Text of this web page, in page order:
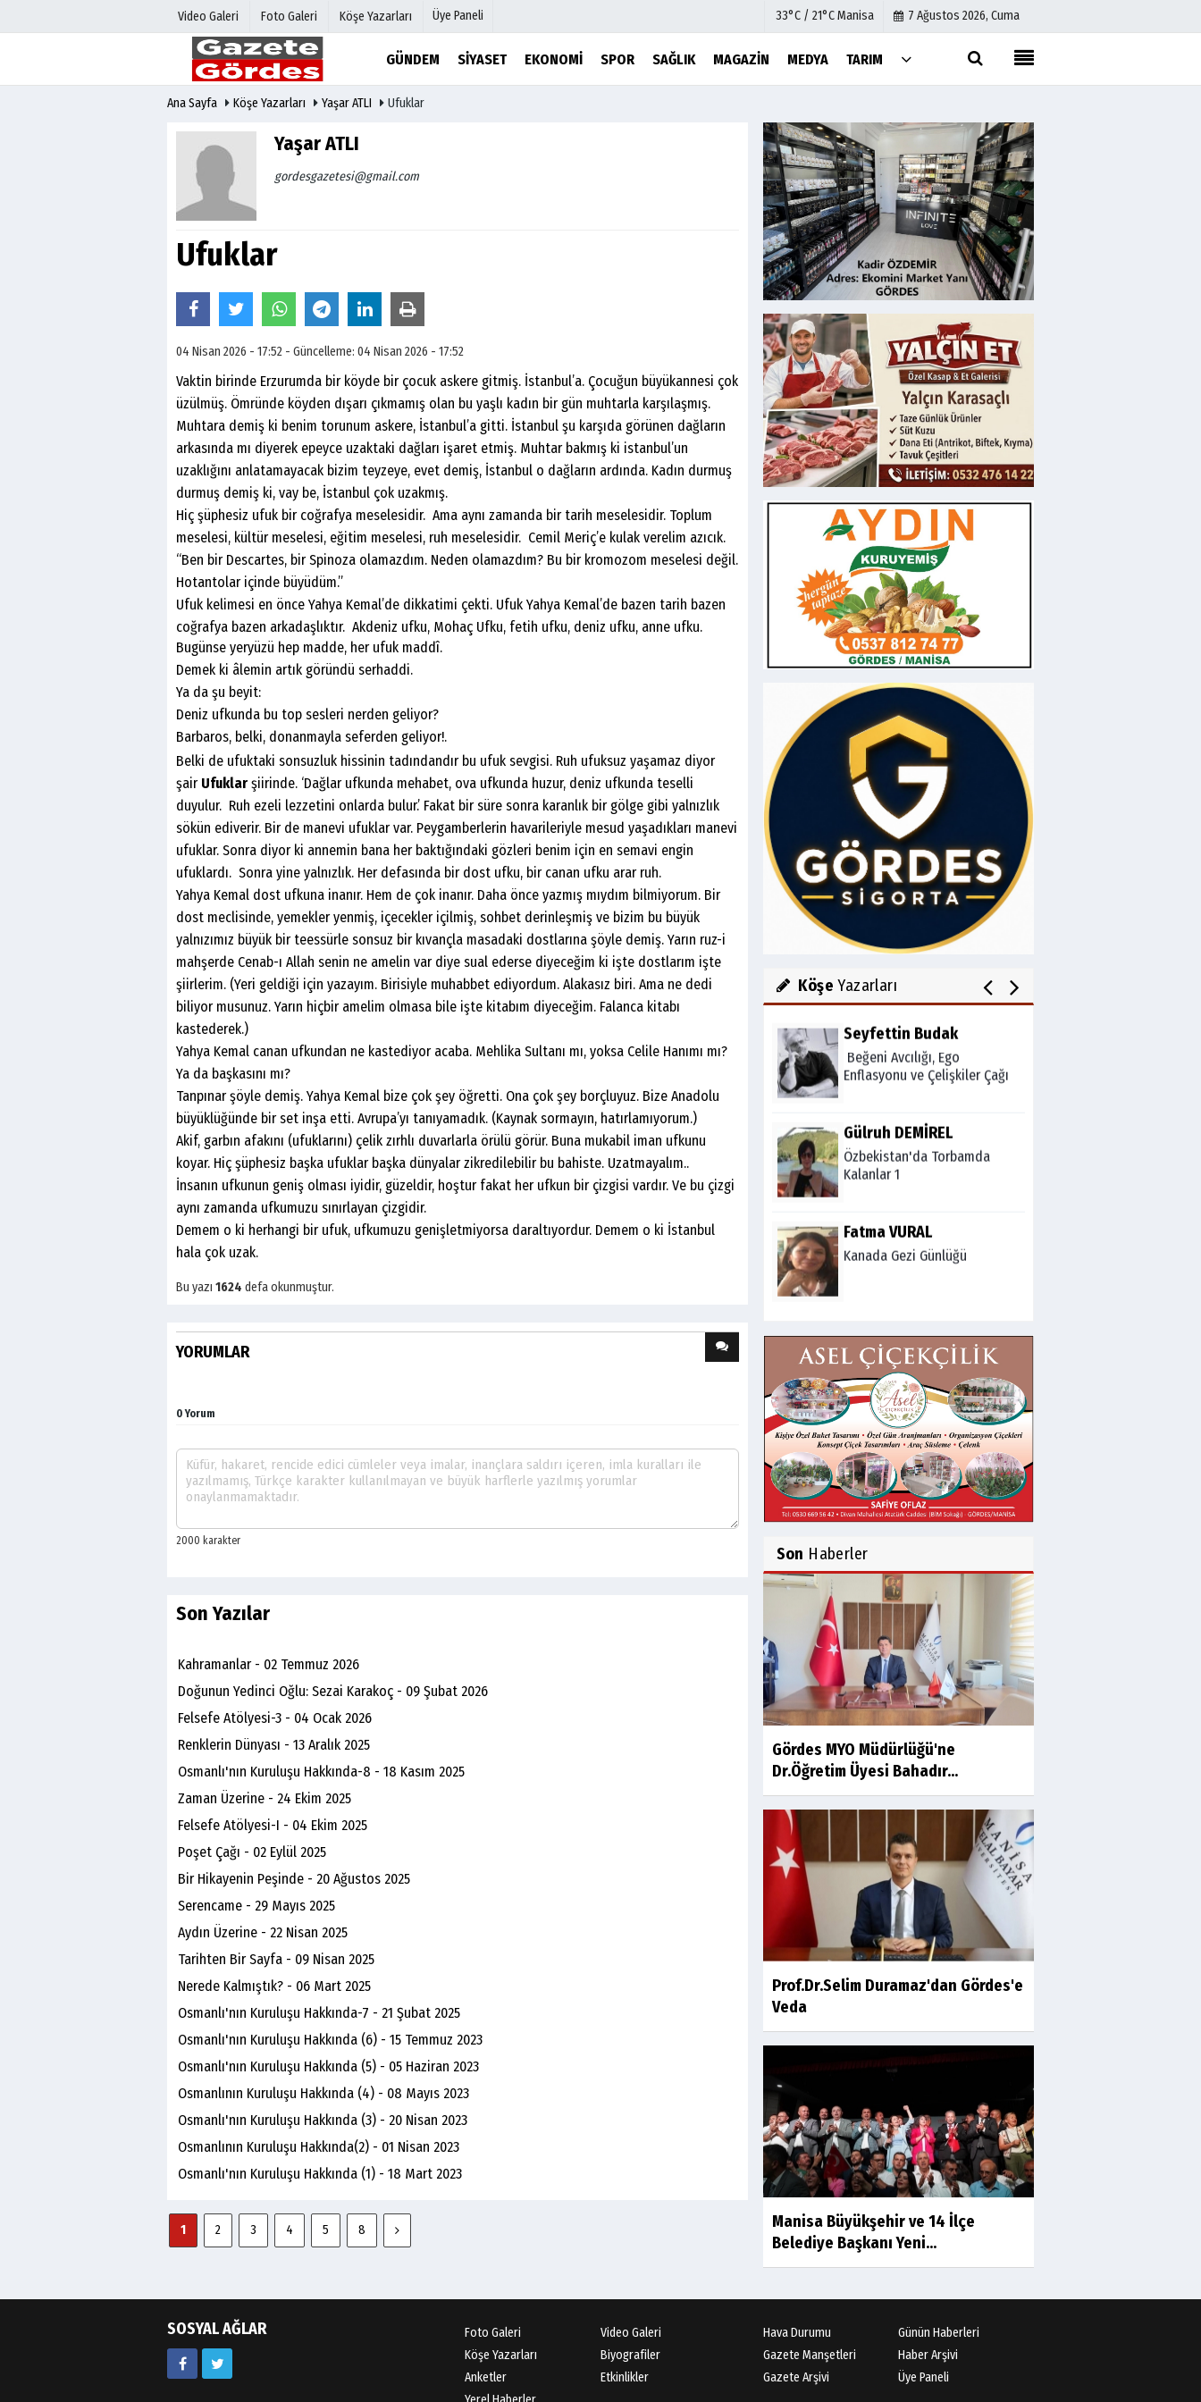
Video Galeri Foto Galeri Köşe Yazarları Üye Paneli 33°C / 21°C Manisa 7 Ağustos 2026, Cuma
GÜNDEM SIYASET EKONOMI SPOR SAĞLIK MAGAZIN MEDYA TARIM
Hava Durumu
Gazete Manşetleri
Biyografiler
İletişim
Çerez Politikası
Gizlilik İlkeleri
Ana Sayfa Köşe Yazarları Yaşar ATLI Ufuklar
Yaşar ATLI
gordesgazetesi@gmail.com
Ufuklar
04 Nisan 2026 - 17:52 - Güncelleme: 04 Nisan 2026 - 17:52
Vaktin birinde Erzurumda bir köyde bir çocuk askere gitmiş. İstanbul’a. Çocuğun büyükannesi çok
üzülmüş. Ömründe köyden dışarı çıkmamış olan bu yaşlı kadın bir gün muhtarla karşılaşmış.
Muhtara demiş ki benim torunum askere, İstanbul’a gitti. İstanbul şu karşıda görünen dağların
arkasında mı diyerek epeyce uzaktaki dağları işaret etmiş. Muhtar bakmış ki istanbul’un
uzaklığını anlatamayacak bizim teyzeye, evet demiş, İstanbul o dağların ardında. Kadın durmuş
durmuş demiş ki, vay be, İstanbul çok uzakmış.
Hiç şüphesiz ufuk bir coğrafya meselesidir. Ama aynı zamanda bir tarih meselesidir. Toplum
meselesi, kültür meselesi, eğitim meselesi, ruh meselesidir. Cemil Meriç’e kulak verelim azıcık.
“Ben bir Descartes, bir Spinoza olamazdım. Neden olamazdım? Bu bir kromozom meselesi değil.
Hotantolar içinde büyüdüm.”
Ufuk kelimesi en önce Yahya Kemal’de dikkatimi çekti. Ufuk Yahya Kemal’de bazen tarih bazen
coğrafya bazen arkadaşlıktır. Akdeniz ufku, Mohaç Ufku, fetih ufku, deniz ufku, anne ufku.
Bugünse yeryüzü hep madde, her ufuk maddî.
Demek ki âlemin artık göründü serhaddi.
Ya da şu beyit:
Deniz ufkunda bu top sesleri nerden geliyor?
Barbaros, belki, donanmayla seferden geliyor!.
Belki de ufuktaki sonsuzluk hissinin tadındandır bu ufuk sevgisi. Ruh ufuksuz yaşamaz diyor
şair Ufuklar şiirinde. ‘Dağlar ufkunda mehabet, ova ufkunda huzur, deniz ufkunda teselli
duyulur. Ruh ezeli lezzetini onlarda bulur.’ Fakat bir süre sonra karanlık bir gölge gibi yalnızlık
sökün ediverir. Bir de manevi ufuklar var. Peygamberlerin havarileriyle mesud yaşadıkları manevi
ufuklar. Sonra diyor ki annemin bana her baktığındaki gözleri benim için en semavi engin
ufuklardı. Sonra yine yalnızlık. Her defasında bir dost ufku, bir canan ufku arar ruh.
Yahya Kemal dost ufkuna inanır. Hem de çok inanır. Daha önce yazmış mıydım bilmiyorum. Bir
dost meclisinde, yemekler yenmiş, içecekler içilmiş, sohbet derinleşmiş ve bizim bu büyük
yalnızımız büyük bir teessürle sonsuz bir kıvançla masadaki dostlarına şöyle demiş. Yarın ruz-i
mahşerde Cenab-ı Allah senin ne amelin var diye sual ederse diyeceğim ki işte dostlarım işte
şiirlerim. (Yeri geldiği için yazayım. Birisiyle muhabbet ediyordum. Alakasız biri. Ama ne dedi
biliyor musunuz. Yarın hiçbir amelim olmasa bile işte kitabım diyeceğim. Falanca kitabı
kastederek.)
Yahya Kemal canan ufkundan ne kastediyor acaba. Mehlika Sultanı mı, yoksa Celile Hanımı mı?
Ya da başkasını mı?
Tanpınar şöyle demiş. Yahya Kemal bize çok şey öğretti. Ona çok şey borçluyuz. Bize Anadolu
büyüklüğünde bir set inşa etti. Avrupa’yı tanıyamadık. (Kaynak sormayın, hatırlamıyorum.)
Akif, garbın afakını (ufuklarını) çelik zırhlı duvarlarla örülü görür. Buna mukabil iman ufkunu
koyar. Hiç şüphesiz başka ufuklar başka dünyalar zikredilebilir bu bahiste. Uzatmayalım..
İnsanın ufkunun geniş olması iyidir, güzeldir, hoştur fakat her ufkun bir çizgisi vardır. Ve bu çizgi
aynı zamanda ufkumuzu sınırlayan çizgidir.
Demem o ki herhangi bir ufuk, ufkumuzu genişletmiyorsa daraltıyordur. Demem o ki İstanbul
hala çok uzak.
Bu yazı 1624 defa okunmuştur.
YORUMLAR
0 Yorum
Son Yazılar
Kahramanlar - 02 Temmuz 2026
Doğunun Yedinci Oğlu: Sezai Karakoç - 09 Şubat 2026
Felsefe Atölyesi-3 - 04 Ocak 2026
Renklerin Dünyası - 13 Aralık 2025
Osmanlı'nın Kuruluşu Hakkında-8 - 18 Kasım 2025
Zaman Üzerine - 24 Ekim 2025
Felsefe Atölyesi-I - 04 Ekim 2025
Poşet Çağı - 02 Eylül 2025
Bir Hikayenin Peşinde - 20 Ağustos 2025
Serencame - 29 Mayıs 2025
Aydın Üzerine - 22 Nisan 2025
Tarihten Bir Sayfa - 09 Nisan 2025
Nerede Kalmıştık? - 06 Mart 2025
Osmanlı'nın Kuruluşu Hakkında-7 - 21 Şubat 2025
Osmanlı'nın Kuruluşu Hakkında (6) - 15 Temmuz 2023
Osmanlı'nın Kuruluşu Hakkında (5) - 05 Haziran 2023
Osmanlının Kuruluşu Hakkında (4) - 08 Mayıs 2023
Osmanlı'nın Kuruluşu Hakkında (3) - 20 Nisan 2023
Osmanlının Kuruluşu Hakkında(2) - 01 Nisan 2023
Osmanlı'nın Kuruluşu Hakkında (1) - 18 Mart 2023
1 2 3 4 5 8
Köşe Yazarları
Av.Cenap GÜVEN
Gördesli Şair Alim Atay
Salih OKKALI
1950'li Yıllarda Gördes-VI
Seyfettin Budak
Beğeni Avcılığı, Ego
Enflasyonu ve Çelişkiler Çağı
Gülruh DEMİREL
Özbekistan'da Torbamda
Kalanlar 1
Fatma VURAL
Kanada Gezi Günlüğü
Röportaj Serisi-46: Konuk
=Prof.Dr.Hakan Atalay
(Psikanaliz)
Hüseyin TUNÇAY
Gökçeada Gezimiz-IV
İsmail AYBEY
Belma Sebil'i Tanıyor
Musunuz?
Ahmet İNCE
Beyaz Gömlekli Adam!
Prof.Dr.Ayşe İLKER
Adı Sanı Olmak
Gezerken Zamanın Kollarındaki
Ruhuma Rastlamak
Yaşar ATLI
Kahramanlar
İLKER
Mühendislerin de Sanat Ruhu
Dr.Fatih KESKİN
Millî Edebiyat, Millî Şuur, Millî
Takım
Sıracettin ÇELİK
Çalıkuşu
Dr.Tuğçe Yıldırım
Aşı: Toplum Sağlığının
Görünmez Kalkanı
Son Haberler
Gördes MYO Müdürlüğü'ne
Dr.Öğretim Üyesi Bahadır...
Prof.Dr.Selim Duramaz'dan Gördes'e
Veda
Manisa Büyükşehir ve 14 İlçe
Belediye Başkanı Yeni...
SOSYAL AĞLAR Foto Galeri
Video Galeri
Köşe Yazarları
Biyografiler
Anketler
Etkinlikler
Hava Durumu
Günün Haberleri
Gazete Manşetleri
Haber Arşivi
Gazete Arşivi
Üye Paneli